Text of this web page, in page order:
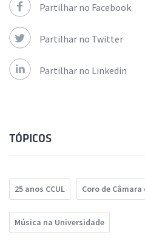
Partilhar no Facebook
Partilhar no Twitter
Partilhar no Linkedin
TÓPICOS
25 anos CCUL Coro de
Música na Universidade